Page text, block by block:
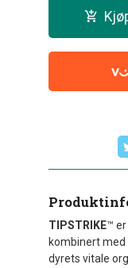
TIPSTRIKE™
kombinert med
dyrets vitale